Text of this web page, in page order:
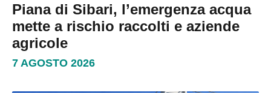
Piana di Sibari, l’emergenza acqua
mette a rischio raccolti e aziende
agricole
7 AGOSTO 2026